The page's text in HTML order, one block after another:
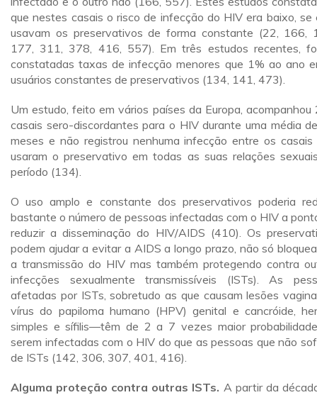
que nestes casais o risco de infecção do HIV era baixo, se
usavam os preservativos de forma constante (22, 166,
177, 311, 378, 416, 557). Em três estudos recentes,
constatadas taxas de infecção menores que 1% ao ano
usuários constantes de preservativos (134, 141, 473).
Um estudo, feito em vários países da Europa, acompanhou
casais sero-discordantes para o HIV durante uma média
meses e não registrou nenhuma infecção entre os casais
usaram o preservativo em todas as suas relações
período (134).
O uso amplo e constante dos preservativos poderia
bastante o número de pessoas infectadas com o HIV a
reduzir a disseminação do HIV/AIDS (410). Os
podem ajudar a evitar a AIDS a longo prazo, não só
a transmissão do HIV mas também protegendo contra
infecções sexualmente transmissíveis (ISTs). As
afetadas por ISTs, sobretudo as que causam lesões
vírus do papiloma humano (HPV) genital e cancróide,
simples e sífilis—têm de 2 a 7 vezes maior
serem infectadas com o HIV do que as pessoas que não
de ISTs (142, 306, 307, 401, 416).
Alguma proteção contra outras ISTs. A partir da